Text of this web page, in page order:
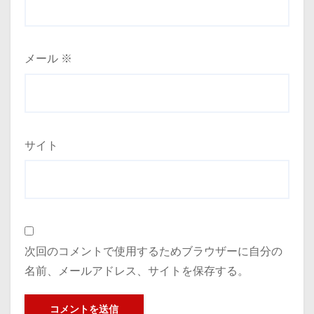
メール ※
サイト
次回のコメントで使用するためブラウザーに自分の
名前、メールアドレス、サイトを保存する。